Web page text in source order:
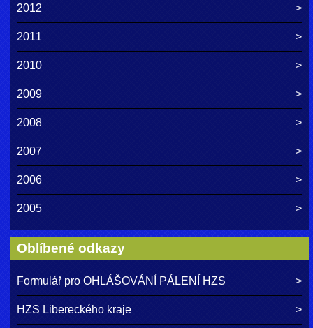
2012
2011
2010
2009
2008
2007
2006
2005
Oblíbené odkazy
Formulář pro OHLÁŠOVÁNÍ PÁLENÍ HZS
HZS Libereckého kraje